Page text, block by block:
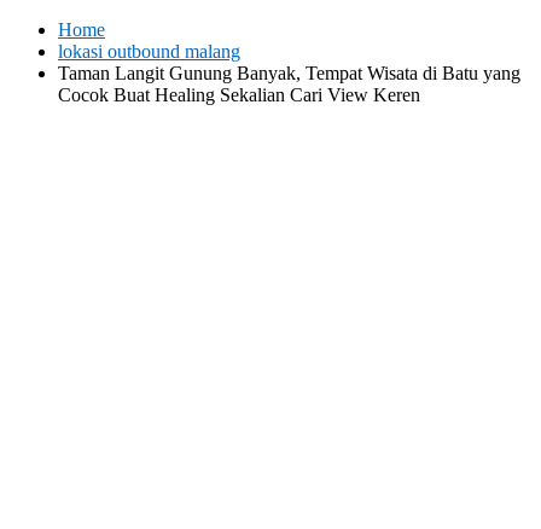
Skip
content
Home
lokasi outbound malang
Taman Langit Gunung Banyak, Tempat Wisata di Batu yang
Cocok Buat Healing Sekalian Cari View Keren